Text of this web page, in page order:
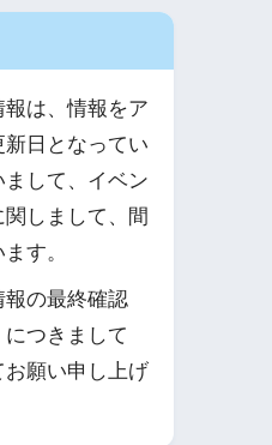
は、情報をア
日となってい
して、イベン
関しまして、間
す。
の最終確認
につきまして
願い申し上げ